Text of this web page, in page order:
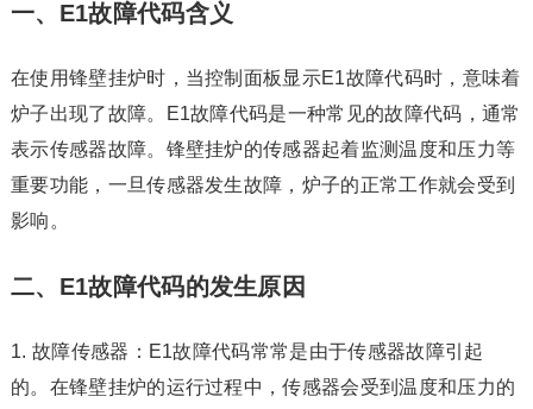
一、E1故障代码含义
在使用锋壁挂炉时，当控制面板显示E1故障代码时，意味着
炉子出现了故障。E1故障代码是一种常见的故障代码，通常
表示传感器故障。锋壁挂炉的传感器起着监测温度和压力等
重要功能，一旦传感器发生故障，炉子的正常工作就会受到
影响。
二、E1故障代码的发生原因
1. 故障传感器：E1故障代码常常是由于传感器故障引起
的。在锋壁挂炉的运行过程中，传感器会受到温度和压力的